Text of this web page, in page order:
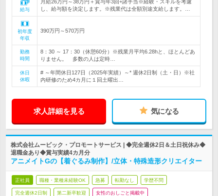
給与
月給26万円～38万円＋賞与年3回+諸手当※経験・スキルを考慮
し、給与額を決定します。※残業代は全額別途支給します。…
初年度
年収
390万円～570万円
勤務
時間
8：30 ～ 17：30（休憩60分）※残業月平均6.28hと、ほとんどあ
りません。 多数の人は定時…
休日
休暇
# ～年間休日127日（2025年実績）～* 週休2日制（土・日）※社
内研修のため4カ月に１回土曜出…
求人詳細を見る 気になる
株式会社ムービック・プロモートサービス | ◆完全週休2日＆土日祝休み◆
退職金あり◆賞与実績4カ月分
アニメイトGの【着ぐるみ制作】/立体・特殊造形クリエイター
正社員 職種・業種未経験OK 急募 転勤なし 学歴不問
完全週休2日制 第二新卒歓迎 女性のおしごと掲載中